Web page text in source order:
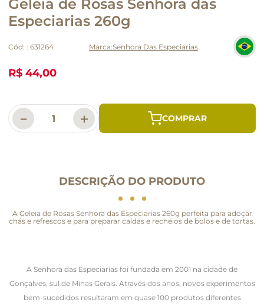
Geleia de Rosas Senhora das
Especiarias 260g
Cód: : 631264 Senhora Das Especiarias
R$ 44,00
＋
－
DESCRIÇÃO DO PRODUTO
A Geleia de Rosas Senhora das Especiarias 260g perfeita para adoçar
chás e refrescos e para preparar caldas e recheios de bolos e de tortas.
A Senhora das Especiarias foi fundada em 2001 na cidade de
Gonçalves, sul de Minas Gerais. Através dos anos, novos experimentos
bem-sucedidos resultaram em quase 100 produtos diferentes